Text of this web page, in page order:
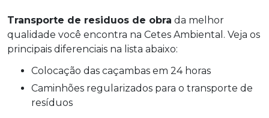
Transporte de residuos de obra da melhor
qualidade você encontra na Cetes Ambiental. Veja os
principais diferenciais na lista abaixo:
colocação das caçambas em 24 horas
caminhões regularizados para o transporte de
resíduos